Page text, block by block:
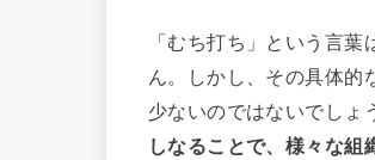
「むち打ち」という言
ん。しかし、その具体的
少ないのではないでしょ
しなることで、様々な組